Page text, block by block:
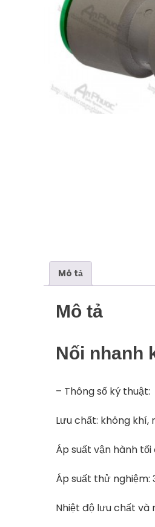
Mô tả
Mô tả
Nối nhanh
– Thông số ký thuật:
Lưu chất: không khí,
Áp suất vận hành tối
Áp suất thử nghiệm:
Nhiệt độ lưu chất